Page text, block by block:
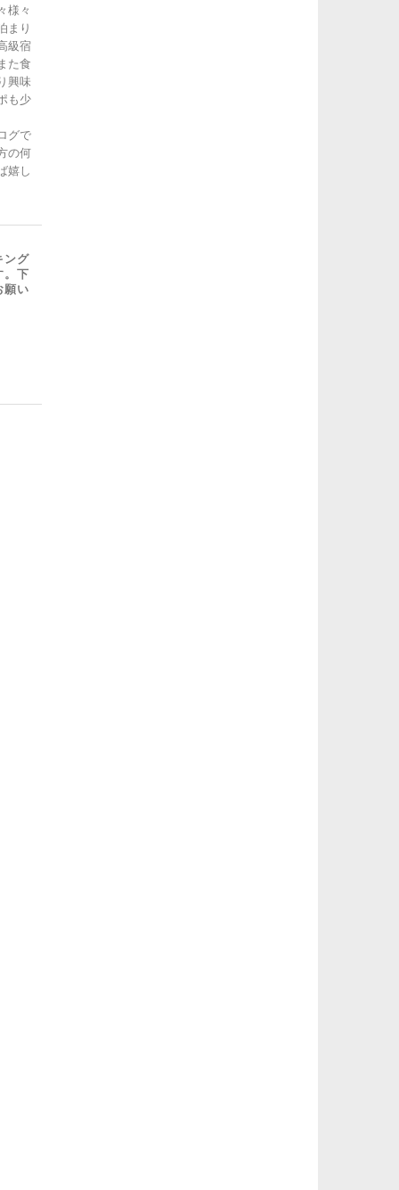
様々
まり
級宿
た食
興味
も少
グで
の何
嬉し
ング
。下
願い